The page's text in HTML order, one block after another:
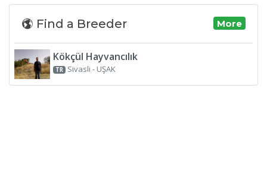
Find a Breeder More
Kökçül Hayvancılık
TR Sivasli - UŞAK